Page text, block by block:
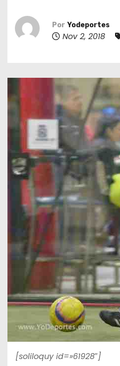
Por Yodeportes
Nov 2, 2018
[soliloquy id=»61928″]